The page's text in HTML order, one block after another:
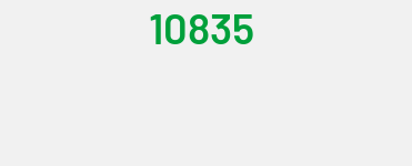
10835